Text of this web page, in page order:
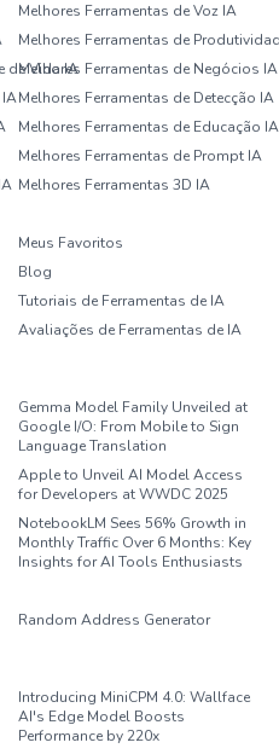
Melhores Ferramentas de Voz IA
Melhores Ferramentas de
de Vida IA
Melhores Ferramentas de Negócios IA
Melhores Ferramentas de Detecção IA
Melhores Ferramentas de Educação IA
Melhores Ferramentas de Prompt IA
Melhores Ferramentas 3D IA
Meus Favoritos
Blog
Tutoriais de Ferramentas de IA
Avaliações de Ferramentas de IA
Gemma Model Family Unveiled at
Google I/O: From Mobile to Sign
Language Translation
Apple to Unveil AI Model Access
for Developers at WWDC 2025
NotebookLM Sees 56% Growth in
Monthly Traffic Over 6 Months: Key
Insights for AI Tools Enthusiasts
Random Address Generator
Introducing MiniCPM 4.0: Wallface
AI's Edge Model Boosts
Performance by 220x